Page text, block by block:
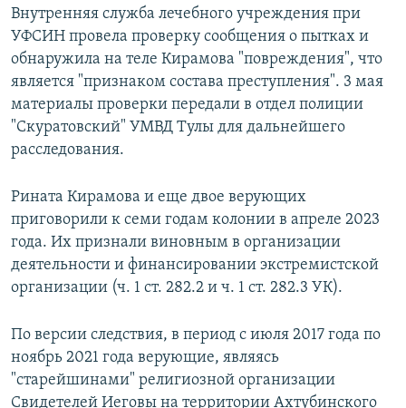
Внутренняя служба лечебного учреждения при
УФСИН провела проверку сообщения о пытках и
обнаружила на теле Кирамова "повреждения", что
является "признаком состава преступления". 3 мая
материалы проверки передали в отдел полиции
"Скуратовский" УМВД Тулы для дальнейшего
расследования.
Рината Кирамова и еще двое верующих
приговорили к семи годам колонии в апреле 2023
года. Их признали виновным в организации
деятельности и финансировании экстремистской
организации (ч. 1 ст. 282.2 и ч. 1 ст. 282.3 УК).
По версии следствия, в период с июля 2017 года по
ноябрь 2021 года верующие, являясь
"старейшинами" религиозной организации
Свидетелей Иеговы на территории Ахтубинского